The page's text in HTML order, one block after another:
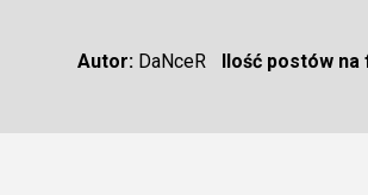
Autor: DaNceR Ilość postów na